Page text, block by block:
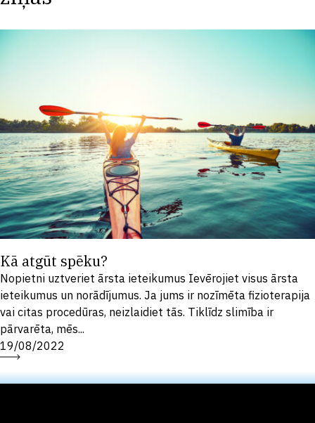
Kā atgūt spēku?
Nopietni uztveriet ārsta ieteikumus Ievērojiet visus ārsta
ieteikumus un norādījumus. Ja jums ir nozīmēta fizioterapija
vai citas procedūras, neizlaidiet tās. Tiklīdz slimība ir
pārvarēta, mēs...
19/08/2022